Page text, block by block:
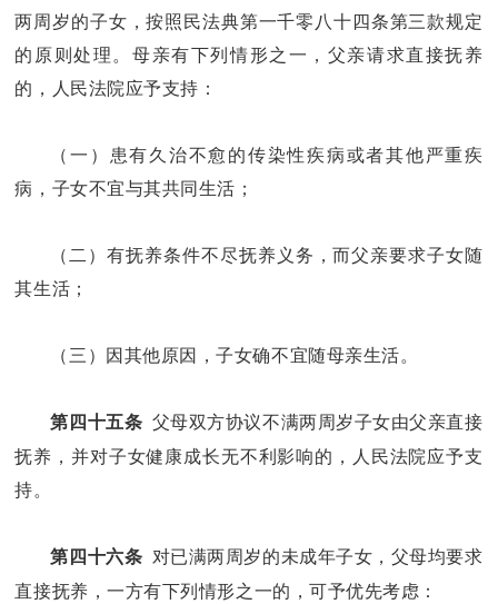
两周岁的子女，按照民法典第一千零八十四条第三款规定
的原则处理。母亲有下列情形之一，父亲请求直接抚养
的，人民法院应予支持：
（一）患有久治不愈的传染性疾病或者其他严重疾
病，子女不宜与其共同生活；
（二）有抚养条件不尽抚养义务，而父亲要求子女随
其生活；
（三）因其他原因，子女确不宜随母亲生活。
第四十五条 父母双方协议不满两周岁子女由父亲直接
抚养，并对子女健康成长无不利影响的，人民法院应予支
持。
第四十六条 对已满两周岁的未成年子女，父母均要求
直接抚养，一方有下列情形之一的，可予优先考虑：